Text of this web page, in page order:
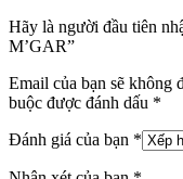
Hãy là người đầu tiên
M’GAR”
Email của bạn sẽ không
buộc được đánh dấu *
Đánh giá của bạn *